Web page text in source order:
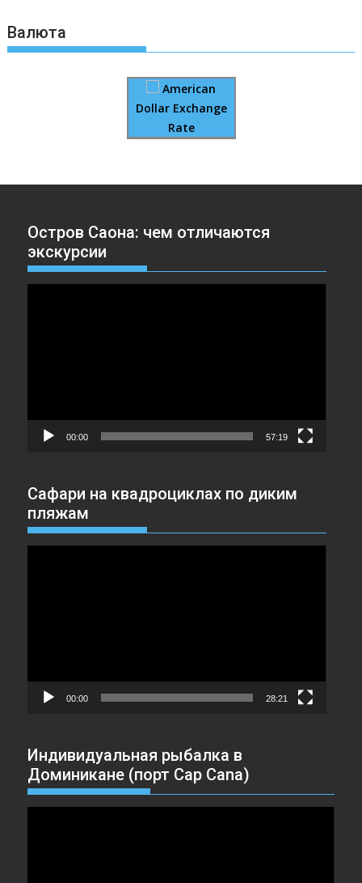
Валюта
American
Dollar Exchange
Rate
Остров Саона: чем отличаются
экскурсии
00:00 57:19
Сафари на квадроциклах по диким
пляжам
00:00 28:21
Индивидуальная рыбалка в
Доминикане (порт Cap Cana)